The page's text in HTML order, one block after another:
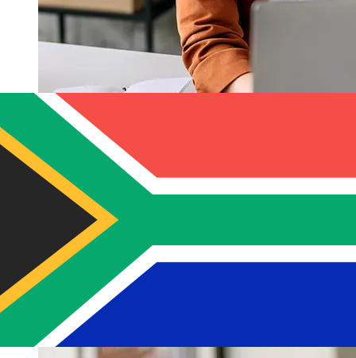
Orco Bank USD 到ZAR 的传输速度有多
使用Orco Bank 从美国 转至南非 的国际转账的交付时间因
付款方式和交易时间而异。国际银行转账通常需要 1 至 5 个
工作日。银行假日和安全检查等因素也可能影响交货。请查看
Orco Bank Bonaire 的截止时间，以免延误。